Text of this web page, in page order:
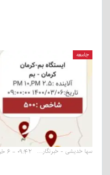
جامعه
سها خدیشی - خبرنگار ۰۹:۴۲ - ۶ خرداد ۱۴۰۰